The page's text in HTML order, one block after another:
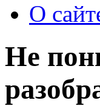
О
Не